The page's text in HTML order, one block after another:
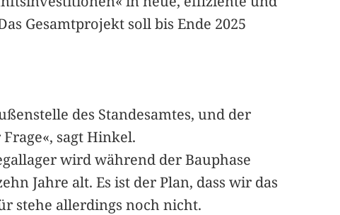
Gesamtprojekt soll bis Ende 2025
des Standesamtes, und der
sagt Hinkel.
wird während der Bauphase
Jahre alt. Es ist der Plan, dass wir das
stehe allerdings noch nicht.